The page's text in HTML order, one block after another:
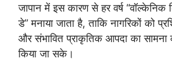
जापान में इस कारण से हर वर्ष “वॉल्केनिक
डे” मनाया जाता है, ताकि नागरिकों को
और संभावित प्राकृतिक आपदा का
किया जा सके।